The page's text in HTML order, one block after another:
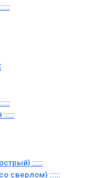
::::::
сверлом) ::::::